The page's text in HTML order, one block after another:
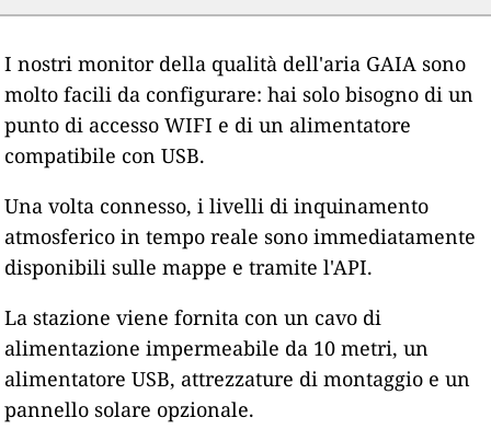
I nostri monitor della qualità dell'aria GAIA sono
molto facili da configurare: hai solo bisogno di un
punto di accesso WIFI e di un alimentatore
compatibile con USB.
Una volta connesso, i livelli di inquinamento
atmosferico in tempo reale sono immediatamente
disponibili sulle mappe e tramite l'API.
La stazione viene fornita con un cavo di
alimentazione impermeabile da 10 metri, un
alimentatore USB, attrezzature di montaggio e un
pannello solare opzionale.